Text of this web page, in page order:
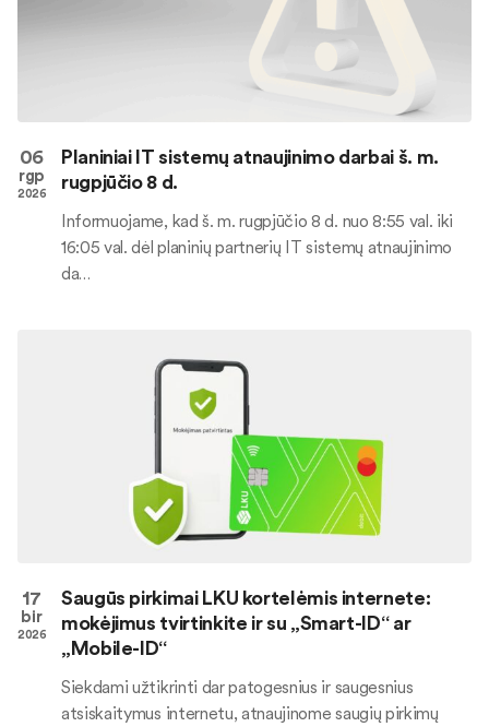
06
rgp
2026
Planiniai IT sistemų atnaujinimo darbai š. m.
rugpjūčio 8 d.
Informuojame, kad š. m. rugpjūčio 8 d. nuo 8:55 val. iki
16:05 val. dėl planinių partnerių IT sistemų atnaujinimo
da…
17
bir
2026
Saugūs pirkimai LKU kortelėmis internete:
mokėjimus tvirtinkite ir su „Smart-ID“ ar
„Mobile-ID“
Siekdami užtikrinti dar patogesnius ir saugesnius
atsiskaitymus internetu, atnaujinome saugių pirkimų